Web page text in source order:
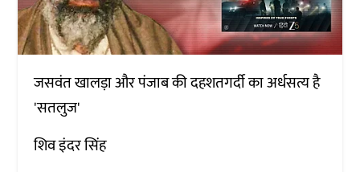
जसवंत खालड़ा और पंजाब की दहशतगर्दी का अर्धसत्य है
'सतलुज'
शिव इंदर सिंह